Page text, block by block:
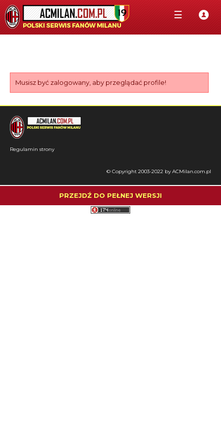
☰
Musisz być zalogowany, aby przeglądać profile!
Regulamin strony
© Copyright 2003-2022 by ACMilan.com.pl
PRZEJDŹ DO PEŁNEJ WERSJI